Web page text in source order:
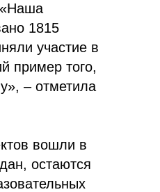
«Наша
1815
участие в
пример того,
– отметила
вошли в
остаются